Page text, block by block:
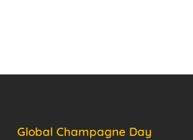
Global Champagne Day